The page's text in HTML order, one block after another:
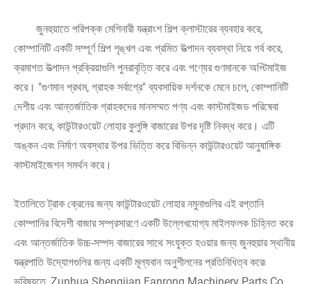
জুনহুয়াতে পরিপক্ক মেশিনারী যন্ত্রাংশ শিল্প ক্লাস্টারের ব্যবহার করে,
কোম্পানিটি একটি সম্পূর্ণ শিল্প শৃঙ্খল এবং প্রমিত উত্পাদন ব্যবস্থা নিয়ে গর্ব করে,
ক্রমাগত উত্পাদন প্রক্রিয়াগুলি পুনরাবৃত্তি করে এবং পণ্যের গুণমানকে অপ্টিমাইজ
করে। "গুণমান প্রথম, গ্রাহক সর্বাগ্রে" ব্যবসায়িক দর্শনকে মেনে চলে, কোম্পানিটি
দেশীয় এবং আন্তর্জাতিক গ্রাহকদের মানসম্মত পণ্য এবং কাস্টমাইজড পরিষেবা
প্রদান করে, কাউন্টারওয়েট লোহার কুলুঙ্গি বাজারের উপর দৃষ্টি নিবদ্ধ করে। এটি
অঙ্কন এবং নির্মাণ অবস্থার উপর ভিত্তি করে বিভিন্ন কাউন্টারওয়েট আনুষাঙ্গিক
কাস্টমাইজেশন সমর্থন করে।
ইতালিতে ট্রাক ক্রেনের জন্য কাউন্টারওয়েট লোহার নমুনাগুলির এই রপ্তানি
কোম্পানির বিদেশী বাজার সম্প্রসারণে একটি উল্লেখযোগ্য মাইলফলক চিহ্নিত করে
এবং আন্তর্জাতিক উচ্চ-সম্পদ বাজারের সাথে সংযুক্ত হওয়ার জন্য জুনহুয়ার স্থানীয়
যন্ত্রপাতি উদ্যোগগুলির জন্য একটি মূল্যবান অনুশীলনের প্রতিনিধিত্ব করে৷